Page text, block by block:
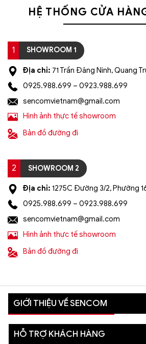
HỆ THỐNG CỬA
1 SHOWROOM 1
Địa chỉ: 71 Trần Đăng Ninh, Quang
0925.988.699 – 0923.988.699
sencomvietnam@gmail.com
Hình ảnh thực tế showroom
Bản đồ đường đi
2 SHOWROOM 2
Địa chỉ: 1275C Đường 3/2, Phường
0925.988.699 – 0923.988.699
sencomvietnam@gmail.com
Hình ảnh thực tế showroom
Bản đồ đường đi
GIỚI THIỆU VỀ SENCOM
HỖ TRỢ KHÁCH HÀNG